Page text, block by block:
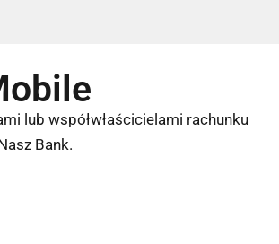
lub współwłaścicielami rachunku
Bank.